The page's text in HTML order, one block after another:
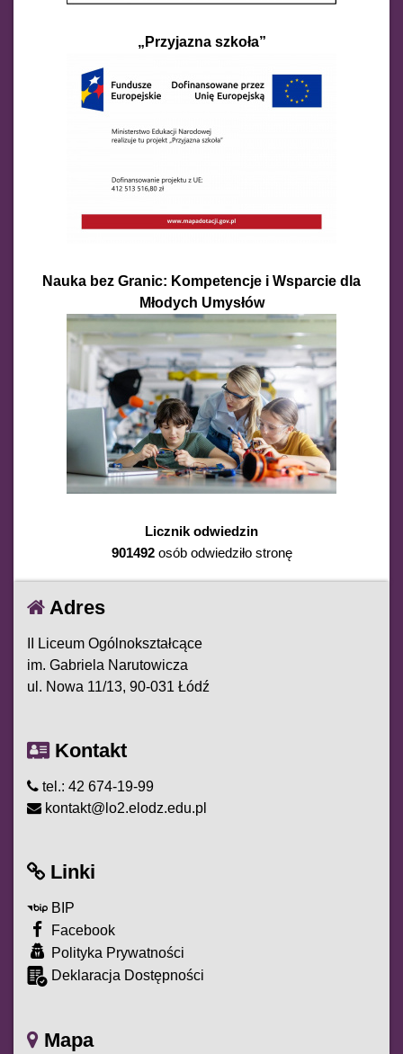
„Przyjazna szkoła”
Nauka bez Granic: Kompetencje i Wsparcie dla
Młodych Umysłów
Licznik odwiedzin
901492osób odwiedziło stronę
Adres
II Liceum Ogólnokształcące
im. Gabriela Narutowicza
ul. Nowa 11/13, 90-031 Łódź
Kontakt
tel.: 42 674-19-99
kontakt@lo2.elodz.edu.pl
Linki
BIP
Facebook
Polityka Prywatności
Deklaracja Dostępności
Mapa